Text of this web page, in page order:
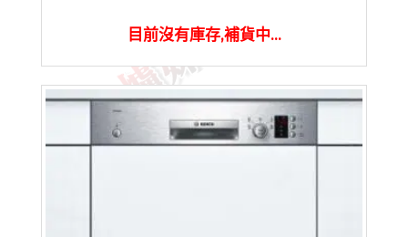
目前沒有庫存,補貨中...